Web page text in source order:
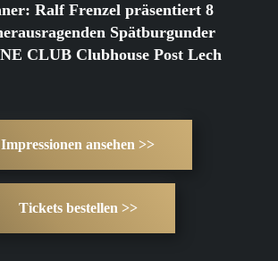
Ralf Frenzel präsentiert 8
Spätburgunder
CLUB Clubhouse Post Lech
Impressionen ansehen >>
Tickets bestellen >>